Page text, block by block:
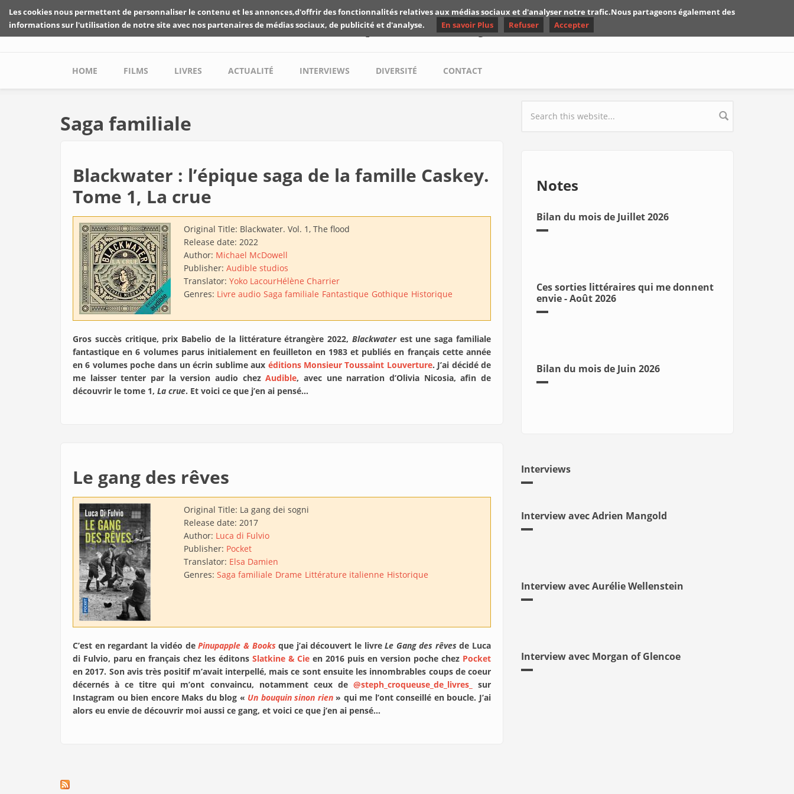
Skip to main content
Les critiques de Yuyine
Main menu
HOME FILMS LIVRES ACTUALITÉ INTERVIEWS DIVERSITÉ CONTACT
Saga familiale
Blackwater : l’épique saga de la famille Caskey.
Tome 1, La crue
Original Title: Blackwater. Vol. 1, The flood
Release date: 2022
Author: Michael McDowell
Publisher: Audible studios
Translator: Yoko LacourHélène Charrier
Genres: Livre audio Saga familiale Fantastique Gothique Historique
Gros succès critique, prix Babelio de la littérature étrangère 2022, Blackwaterest une saga familiale
fantastique en 6 volumes parus initialement en feuilleton en 1983 et publiés en français cette année
en 6 volumes poche dans un écrin sublime aux éditions Monsieur Toussaint Louverture. J’ai décidé de
me laisser tenter par la version audio chezAudible, avec une narration d’Olivia Nicosia, afin de
découvrir le tome 1, La crue. Et voici ce que j’en ai pensé…
Le gang des rêves
Original Title: La gang dei sogni
Release date: 2017
Author: Luca di Fulvio
Publisher: Pocket
Translator: Elsa Damien
Genres: Saga familiale Drame Littérature italienne Historique
C’est en regardant la vidéo dePinupapple & Books que j’ai découvert le livreLe Gang des rêvesde Luca
di Fulvio, paru en français chez les éditons Slatkine & Cie en 2016 puis en version poche chez Pocket
en 2017. Son avis très positif m’avait interpellé, mais ce sont ensuite les innombrables coups de coeur
décernés à ce titre qui m’ont convaincu, notamment ceux de @steph_croqueuse_de_livres_sur
Instagram ou bien encore Maks du blog « Un bouquin sinon rien» qui me l’ont conseillé en boucle. J’ai
alors eu envie de découvrir moi aussi ce gang, et voici ce que j’en ai pensé…
Search form
Notes
Bilan du mois de Juillet 2026
Ces sorties littéraires qui me donnent
envie - Août 2026
Bilan du mois de Juin 2026
Interviews
Interview avec Adrien Mangold
Interview avec Aurélie Wellenstein
Interview avec Morgan of Glencoe
Les cookies nous permettent de personnaliser le contenu et les annonces,d'offrir des fonctionnalités relatives aux médias sociaux et d'analyser notre trafic.Nous partageons également des
informations sur l'utilisation de notre site avec nos partenaires de médias sociaux, de publicité et d'analyse.
En savoir Plus Refuser Accepter